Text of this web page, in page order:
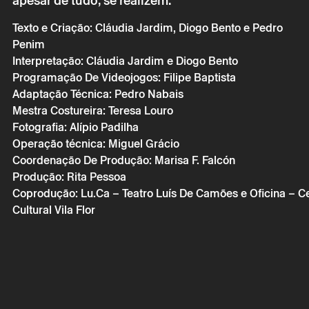
Texto e Criação: Cláudia Jardim, Diogo Bento e Pedro
Penim
Interpretação: Cláudia Jardim e Diogo Bento
Programação De Videojogos: Filipe Baptista
Adaptação Técnica: Pedro Nabais
Mestra Costureira: Teresa Louro
Fotografia: Alípio Padilha
Operação técnica: Miguel Grácio
Coordenação De Produção: Marisa F. Falcón
Produção: Rita Pessoa
Coprodução: Lu.Ca – Teatro Luís De Camões e Oficina –
Cultural Vila Flor
A reserva só é